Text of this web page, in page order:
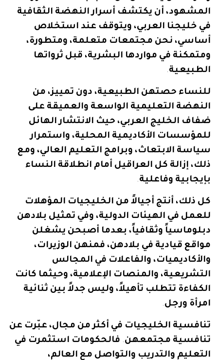
المشهود، أن يكتشف أسرار النهضة الثقافية
في خليجنا العربي، ويتوقف عند استخلاص
أساسي، نحن مجتمعات متعلمة، ومتطورة،
ومتمكنة في مواردها البشرية، قبل ثرواتها
الطبيعية.
للنساء حصتهن الطبيعية، دون تمييز، من
النهضة التعليمية الواسعة والعميقة على
ضفاف الخليج العربي، حيث الانتشار الهائل
للمؤسسات الأكاديمية المحلية، واستمرار
سياسة الابتعاث، وبرامج التعليم العالي، ومع
ذلك، إزالة كل العراقيل أمام انطلاقة النساء
بإيجابية وفاعلية.
كل ذلك، أنتج أجيالاً من الخليجيات المؤهلات
للعمل في الهيئات الدولية، وفي تمثيل بلادهن
دبلوماسياً وثقافياً، بعدما أصبحن يشغلن
مواقع قيادية في بلادهن، فمنهن الوزيرات،
والأكاديميات، والفاعلات في المجالس
التشريعية، والمنصات الإعلامية، وحيثما كانت
الكفاءة تتطلب تأهيلاً، وليس جدلاً بين ثنائية
امرأة ورجل.
تنافسية الخليجيات في أكثر من مجال، عبّرت عن
تنافسية مجتمعهن. فالحكومات استثمرت في
التعليم والتدريب والتواصل مع العالم،